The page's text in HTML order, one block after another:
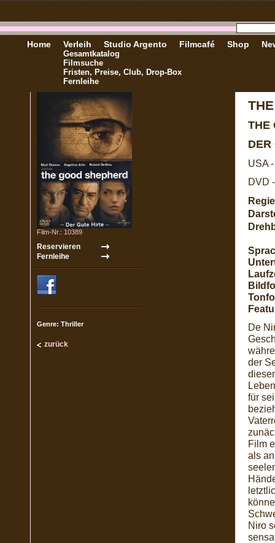
Home Verleih
Gesamtkatalog
Filmsuche
Fristen, Preise, Club, Drop-Box
Fernleihe
Studio Argento Filmcafé Shop
Film-Nr.: 10389
Genre: Thriller
zurück
THE
DER
USA
DVD
De
der
für
Film
als
Niro